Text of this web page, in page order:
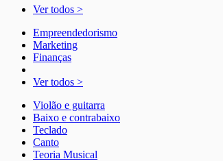
Ver todos >
Empreendedorismo
Marketing
Finanças
Ver todos >
Violão e guitarra
Baixo e contrabaixo
Teclado
Canto
Teoria Musical